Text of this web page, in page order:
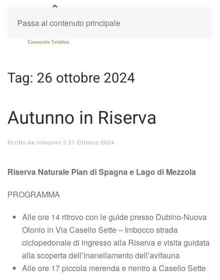
Passa al contenuto principale
Tag: 26 ottobre 2024
Autunno in Riserva
Scritto da Infopoint il 21 Ottobre 2024
Riserva Naturale Pian di Spagna e Lago di Mezzola
PROGRAMMA
Alle ore 14 ritrovo con le guide presso Dubino-Nuova
Olonio in Via Casello Sette – Imbocco strada
ciclopedonale di ingresso alla Riserva e visita guidata
alla scoperta dell’inanellamento dell’avifauna
Alle ore 17 piccola merenda e rientro a Casello Sette